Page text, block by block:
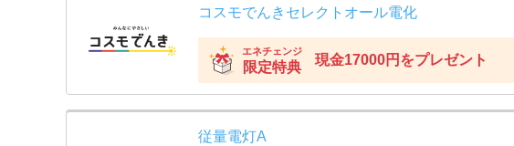
コスモでんきセレクトオール電化
エネチェンジ
限定特典 現金17000円をプレゼント
従量電灯A